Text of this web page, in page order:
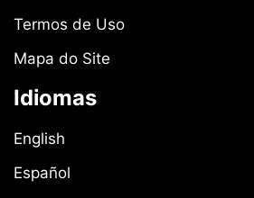
Termos de Uso
Mapa do Site
Idiomas
English
Español